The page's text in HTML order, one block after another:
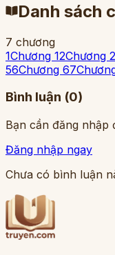
Danh sách
7 chương
1Chương 12Chương 2
56Chương 67
Bình luận (0)
Bạn cần đăng nhập
Đăng nhập ngay
Chưa có bình luận